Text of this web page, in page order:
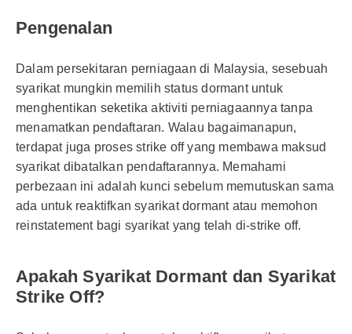
Pengenalan
Dalam persekitaran perniagaan di Malaysia, sesebuah
syarikat mungkin memilih status dormant untuk
menghentikan seketika aktiviti perniagaannya tanpa
menamatkan pendaftaran. Walau bagaimanapun,
terdapat juga proses strike off yang membawa maksud
syarikat dibatalkan pendaftarannya. Memahami
perbezaan ini adalah kunci sebelum memutuskan sama
ada untuk reaktifkan syarikat dormant atau memohon
reinstatement bagi syarikat yang telah di-strike off.
Apakah Syarikat Dormant dan Syarikat
Strike Off?